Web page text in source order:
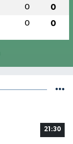
0 0
0 0
21:30